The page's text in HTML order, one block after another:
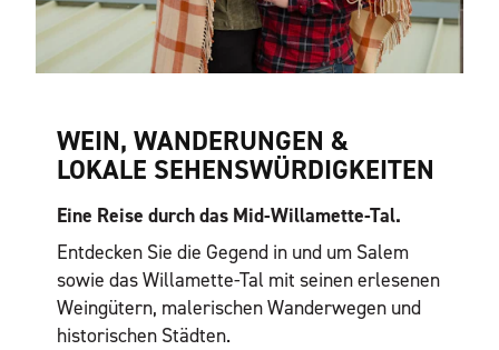
WEIN, WANDERUNGEN &
LOKALE SEHENSWÜRDIGKEITEN
Eine Reise durch das Mid-Willamette-Tal.
Entdecken Sie die Gegend in und um Salem
sowie das Willamette-Tal mit seinen erlesenen
Weingütern, malerischen Wanderwegen und
historischen Städten.